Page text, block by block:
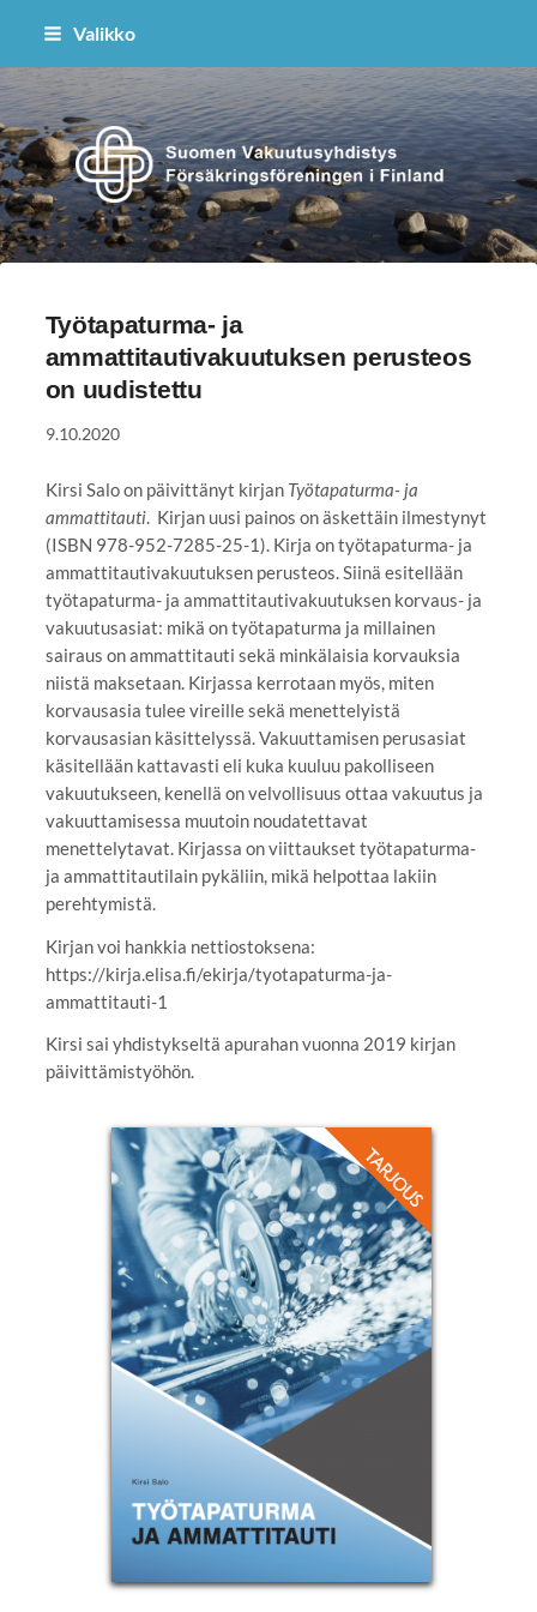
Siirry
sisältöön
Valikko
Suomen Vakuutusyhdistys ry
Työtapaturma- ja
ammattitautivakuutuksen perusteos
on uudistettu
9.10.2020
Kirsi Salo on päivittänyt kirjan Työtapa­turma- ja
ammattitauti. Kirjan uusi painos on äskettäin ilmestynyt
(ISBN 978-952-7285-25-1). Kirja on työtapaturma- ja
ammattitautivakuutuksen perusteos. Siinä esitellään
työtapaturma- ja ammattitautivakuutuksen korvaus- ja
vakuutusasiat: mikä on työtapaturma ja millainen
sairaus on ammattitauti sekä minkälaisia korvauksia
niistä maksetaan. Kirjassa kerrotaan myös, miten
korvausasia tulee vireille sekä menettelyistä
korvausasian käsittelyssä. Vakuuttamisen perusasiat
käsitellään kattavasti eli kuka kuuluu pakolliseen
vakuutukseen, kenellä on velvollisuus ottaa vakuutus ja
vakuuttamisessa muutoin noudatettavat
menettelytavat. Kirjassa on viittaukset työtapaturma-
ja ammattitautilain pykäliin, mikä helpottaa lakiin
perehtymistä.
Kirjan voi hankkia nettiostoksena:
https://kirja.elisa.fi/ekirja/tyotapaturma-ja-
ammattitauti-1
Kirsi sai yhdistykseltä apurahan vuonna 2019 kirjan
päivittämistyöhön.